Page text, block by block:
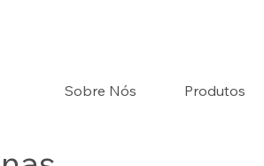
Sobre Nós Produtos